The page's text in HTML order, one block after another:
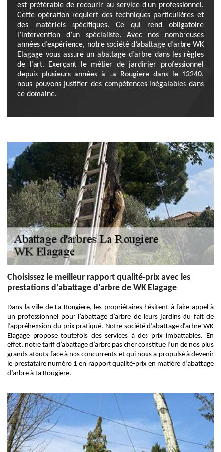
est préférable de recourir au service d’un professionnel.
Cette opération requiert des techniques particulières et
des matériels spécifiques. Ce qui rend obligatoire
l’intervention d’un spécialiste. Avec nos nombreuses
années d’expérience, notre société d’abattage d’arbre WK
Elagage vous assure un abattage d’arbre dans les règles
de l’art. Exerçant le métier de jardinier professionnel
depuis plusieurs années à La Rougiere dans le 13240,
nous pouvons justifier des compétences inégalables dans
ce domaine.
Choisissez le meilleur rapport qualité-prix avec les
prestations d’abattage d’arbre de WK Elagage
Dans la ville de La Rougiere, les propriétaires hésitent à faire appel à
un professionnel pour l’abattage d’arbre de leurs jardins du fait de
l’appréhension du prix pratiqué. Notre société d’abattage d’arbre WK
Elagage propose toutefois des services à des prix imbattables. En
effet, notre tarif d’abattage d’arbre pas cher constitue l’un de nos plus
grands atouts face à nos concurrents et qui nous a propulsé à devenir
le prestataire numéro 1 en rapport qualité-prix en matière d’abattage
d’arbre à La Rougiere.